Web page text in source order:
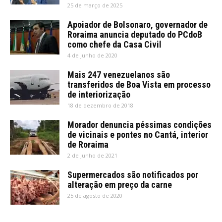
25 de março de 2025
Apoiador de Bolsonaro, governador de
Roraima anuncia deputado do PCdoB
como chefe da Casa Civil
4 de junho de 2020
Mais 247 venezuelanos são
transferidos de Boa Vista em processo
de interiorização
18 de dezembro de 2018
Morador denuncia péssimas condições
de vicinais e pontes no Cantá, interior
de Roraima
2 de junho de 2021
Supermercados são notificados por
alteração em preço da carne
25 de agosto de 2020